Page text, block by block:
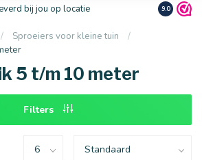
bij jou op locatie Ruim10
9.0
/ Sproeiers voor kleine tuin
/
5 t/m 10 meter
Filters
20 mm